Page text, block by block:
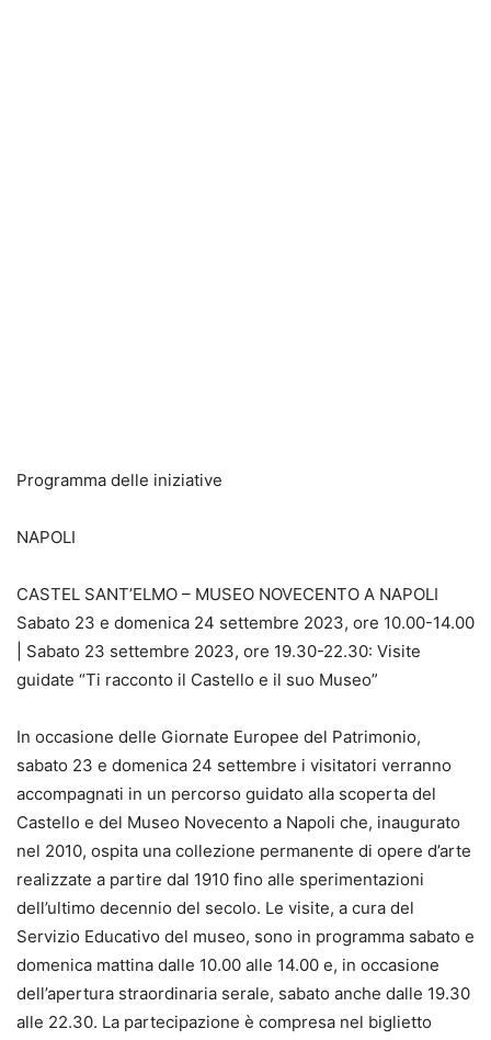
Programma delle iniziative
NAPOLI
CASTEL SANT’ELMO – MUSEO NOVECENTO A NAPOLI
Sabato 23 e domenica 24 settembre 2023, ore 10.00-14.00
| Sabato 23 settembre 2023, ore 19.30-22.30: Visite
guidate “Ti racconto il Castello e il suo Museo”
In occasione delle Giornate Europee del Patrimonio,
sabato 23 e domenica 24 settembre i visitatori verranno
accompagnati in un percorso guidato alla scoperta del
Castello e del Museo Novecento a Napoli che, inaugurato
nel 2010, ospita una collezione permanente di opere d’arte
realizzate a partire dal 1910 fino alle sperimentazioni
dell’ultimo decennio del secolo. Le visite, a cura del
Servizio Educativo del museo, sono in programma sabato e
domenica mattina dalle 10.00 alle 14.00 e, in occasione
dell’apertura straordinaria serale, sabato anche dalle 19.30
alle 22.30. La partecipazione è compresa nel biglietto